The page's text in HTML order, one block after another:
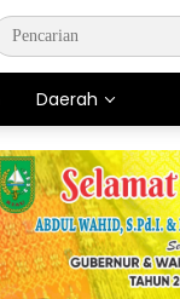
Daerah